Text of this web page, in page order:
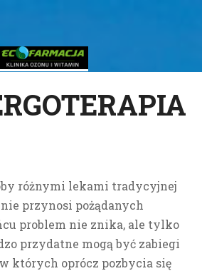
różnymi lekami tradycyjnej
przynosi pożądanych
problem nie znika, ale tylko
przydatne mogą być zabiegi
których oprócz pozbycia się